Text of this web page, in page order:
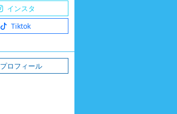
インスタ
Tiktok
プロフィール